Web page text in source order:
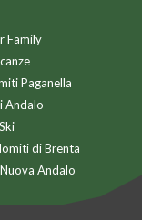
Family
Paganella
Andalo
di Brenta
Andalo